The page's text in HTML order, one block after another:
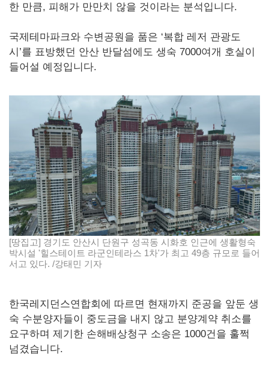
한 만큼, 피해가 만만치 않을 것이라는 분석입니다.
국제테마파크와 수변공원을 품은 ‘복합 레저 관광도
시’를 표방했던 안산 반달섬에도 생숙 7000여개 호실이
들어설 예정입니다.
[땅집고] 경기도 안산시 단원구 성곡동 시화호 인근에 생활형숙
박시설 '힐스테이트 라군인테라스 1차'가 최고 49층 규모로 들어
서고 있다. /강태민 기자
한국레지던스연합회에 따르면 현재까지 준공을 앞둔 생
숙 수분양자들이 중도금을 내지 않고 분양계약 취소를
요구하며 제기한 손해배상청구 소송은 1000건을 훌쩍
넘겼습니다.